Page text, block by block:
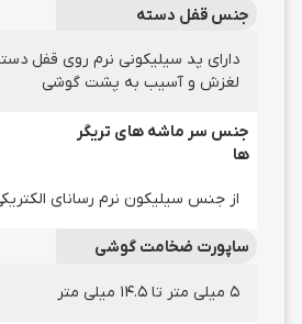
جنس قفل دسته
دارای پد سیلیکونی نرم روی قفل
لغزش و آسیب به پشت گوشی
جنس سر ماشه های تریگر
ها
از جنس سیلیکون نرم رسانای
ساپورت ضخامت گوشی
5 میلی متر تا 14.5 میلی متر